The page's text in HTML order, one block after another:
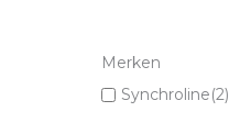
Merken
Synchroline(2)